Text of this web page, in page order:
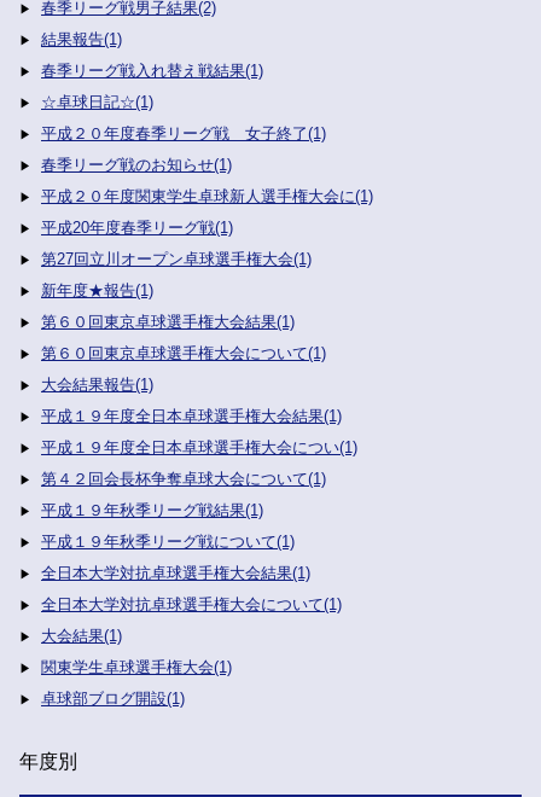
春季リーグ戦男子結果(2)
結果報告(1)
春季リーグ戦入れ替え戦結果(1)
☆卓球日記☆(1)
平成２０年度春季リーグ戦 女子終了(1)
春季リーグ戦のお知らせ(1)
平成２０年度関東学生卓球新人選手権大会に(1)
平成20年度春季リーグ戦(1)
第27回立川オープン卓球選手権大会(1)
新年度★報告(1)
第６０回東京卓球選手権大会結果(1)
第６０回東京卓球選手権大会について(1)
大会結果報告(1)
平成１９年度全日本卓球選手権大会結果(1)
平成１９年度全日本卓球選手権大会につい(1)
第４２回会長杯争奪卓球大会について(1)
平成１９年秋季リーグ戦結果(1)
平成１９年秋季リーグ戦について(1)
全日本大学対抗卓球選手権大会結果(1)
全日本大学対抗卓球選手権大会について(1)
大会結果(1)
関東学生卓球選手権大会(1)
卓球部ブログ開設(1)
年度別